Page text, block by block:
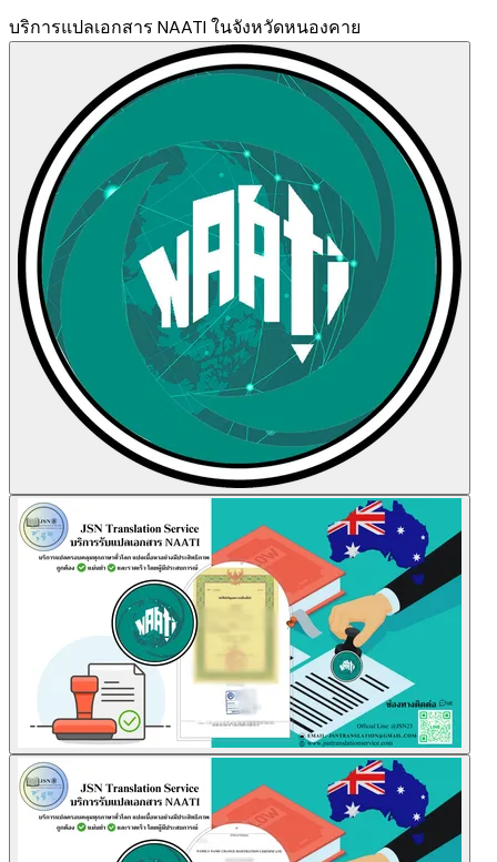
บริการแปลเอกสาร NAATI ในจังหวัดหนองคาย